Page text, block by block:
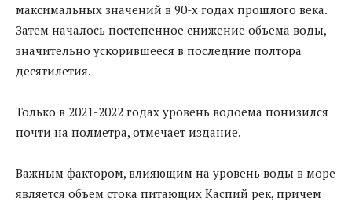
максимальных значений в 90-х годах прошлого века.
Затем началось постепенное снижение объема воды,
значительно ускорившееся в последние полтора
десятилетия.
Только в 2021-2022 годах уровень водоема понизился
почти на полметра, отмечает издание.
Важным фактором, влияющим на уровень воды в море
является объем стока питающих Каспий рек, причем